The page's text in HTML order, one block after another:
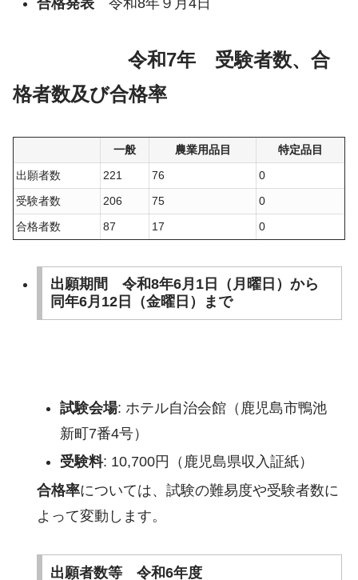
合格発表令和8年９月4日
令和7年 受験者数、合
格者数及び合格率
一般 農業用品目
特定品目
出願者数
221 76
0
受験者数
206 75
0
合格者数
87 17 0
出願期間 令和8年6月1日（月曜日）から
同年6月12日（金曜日）まで
試験会場: ホテル自治会館（鹿児島市鴨池
新町7番4号）
受験料: 10,700円（鹿児島県収入証紙）
合格率については、試験の難易度や受験者数に
よって変動します。
出願者数等 令和6年度